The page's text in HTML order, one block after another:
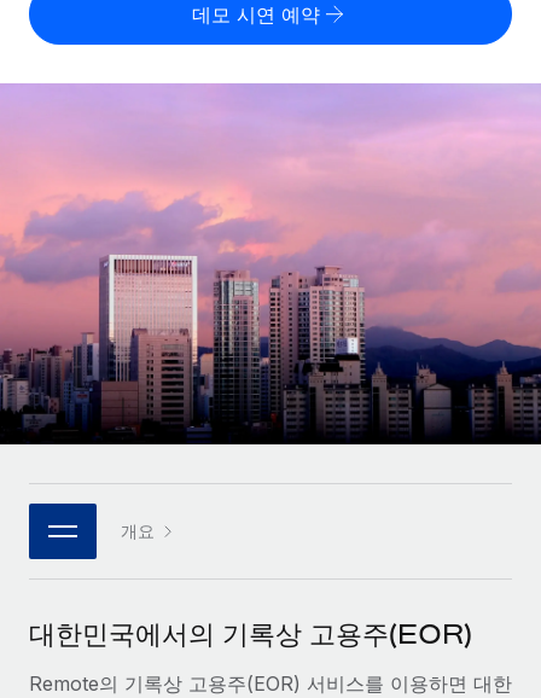
인프라
Remote 통합
HR을 워크플로에 매끄럽게 통합
플랫폼
팀을 위한 통합된 핵심 HR 기능
연결 새로운
통합
핵심 비즈니스 도구로 프로세스를 간소화
전문가 상담
글로벌 인사 및 규정 준수 업무 처리에 전문가 지원 제공
Remote와 다른 솔루션 비교
다른 업체들과 비교해보기
성장하는 기업을 위한 민첩한 글로벌 HR 및 급여 솔루션
중견기업
맞춤형 HR 솔루션으로 팀 확장
엔터프라이즈
대기업을 위한 글로벌 HR
REMOTE 파트너 되기
플랫폼에 글로벌 HR을 유연하게 통합
Remote와의 파트너십 기회 탐색
Remote Build 곧 제공 예정
국가별 총 인건비 계산
REMOTE와 함께 배우기
리서치 및 가이드
사례 연구
HR 용어집
체크리스트 및 템플릿
직무 설명 라이브러리
이벤트
급여 및 인재 인사이트
English
Deutsch
Español
Italiano
Português (Portugal)
한국어
데모 시연 예약
개요
대한민국에서의 기록상 고용주(EOR)
Remote의 기록상 고용주(EOR) 서비스를 이용하면 대한